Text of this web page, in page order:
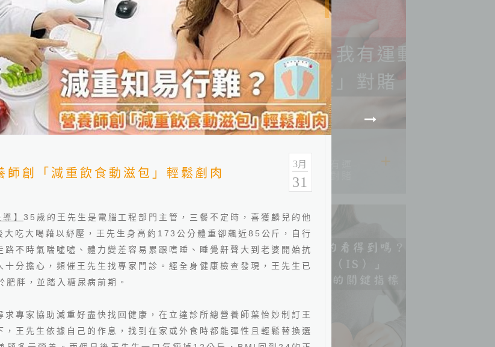
懂健檢盲點
別用「我還年輕、我有運
動」跟「心肌梗塞」對賭
師創「減重飲食動滋包」輕鬆剷肉
3月
31
】 35 歲的王先生是電腦工程部門主管，三餐不定時，喜獲麟兒的他
吃大喝藉以紓壓，王先生身高約 173公分體重卻飆近85 公斤，自行
路不時氣喘噓噓、體力變差容易累跟嗜睡、睡覺鼾聲大到老婆開始抗
十分擔心，頻催王先生找專家門診。經全身健康檢查發現，王先生已
肥胖，並踏入糖尿病前期。
求專家協助減重好盡快找回健康，在立達診所總營養師葉怡妙制訂王
，王先生依據自己的作息，找到在家或外食時都能彈性且輕鬆替換選